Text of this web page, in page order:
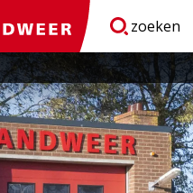
zoeken